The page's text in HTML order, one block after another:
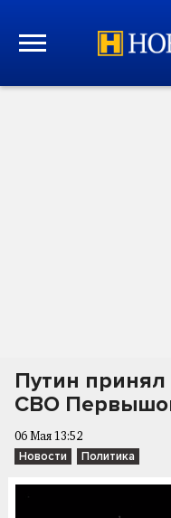
Путин принял
СВО
06 Мая 13:52
Новости Политика